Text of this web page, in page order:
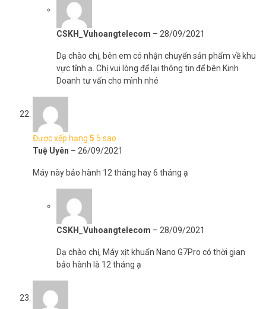
CSKH_Vuhoangtelecom – 28/09/2021
Dạ chào chị, bên em có nhận chuyển sản phẩm về khu
vực tỉnh ạ. Chị vui lòng để lại thông tin để bên Kinh
Doanh tư vấn cho mình nhé
Được xếp hạng 5 5 sao
Tuệ Uyên – 26/09/2021
Máy này bảo hành 12 tháng hay 6 tháng ạ
CSKH_Vuhoangtelecom – 28/09/2021
Dạ chào chị, Máy xịt khuẩn Nano G7Pro có thời gian
bảo hành là 12 tháng ạ